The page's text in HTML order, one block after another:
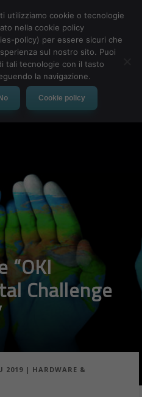
“OKI
Challenge
2019 | HARDWARE &
utilizziamo cookie o tecnologie
nella cookie policy
policy) per essere sicuri che
sul nostro sito. Puoi
tali tecnologie con il tasto
la navigazione.
No Cookie policy